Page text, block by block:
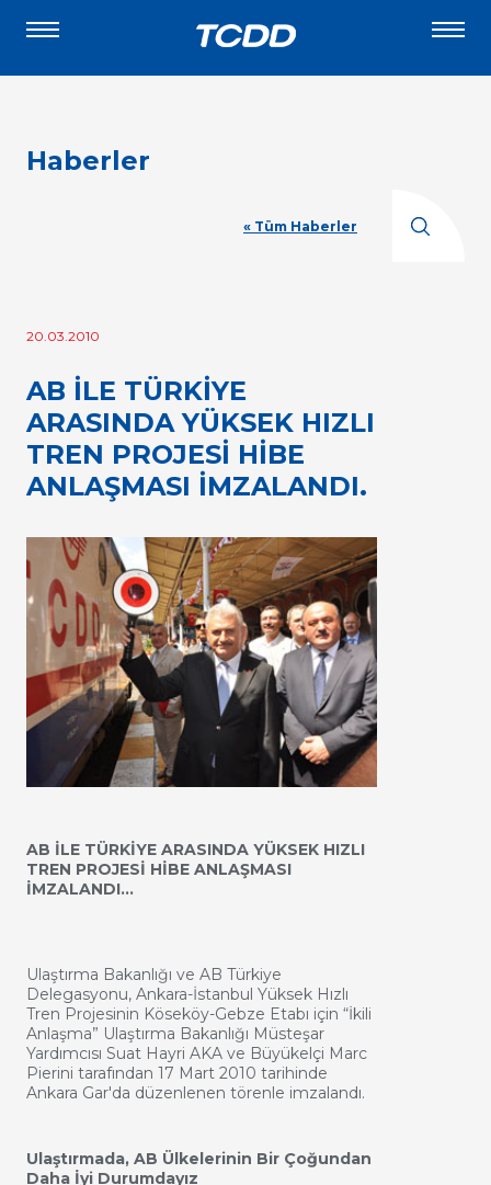
Haberler
« Tüm Haberler
20.03.2010
AB İLE TÜRKİYE
ARASINDA YÜKSEK HIZLI
TREN PROJESİ HİBE
ANLAŞMASI İMZALANDI.
AB İLE TÜRKİYE ARASINDA YÜKSEK HIZLI
TREN PROJESİ HİBE ANLAŞMASI
İMZALANDI…
Ulaştırma Bakanlığı ve AB Türkiye
Delegasyonu, Ankara-İstanbul Yüksek Hızlı
Tren Projesinin Köseköy-Gebze Etabı için “İkili
Anlaşma” Ulaştırma Bakanlığı Müsteşar
Yardımcısı Suat Hayri AKA ve Büyükelçi Marc
Pierini tarafından 17 Mart 2010 tarihinde
Ankara Gar'da düzenlenen törenle imzalandı.
Ulaştırmada, AB Ülkelerinin Bir Çoğundan
Daha İyi Durumdayız